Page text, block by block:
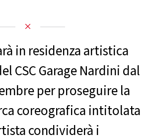
in residenza artistica
CSC Garage Nardini dal
per proseguire la
coreografica intitolata
condividerà i